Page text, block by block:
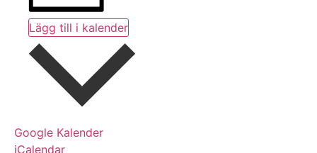
Lägg till i kalender
Google Kalender
iCalendar